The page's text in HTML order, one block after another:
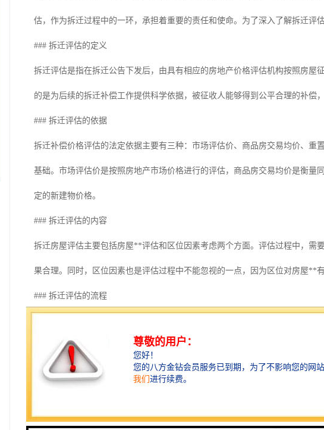
估，作为拆迁过程中的一环，承担着重要的责任和使命。为了深入了解拆迁评
### 拆迁评估的定义
拆迁评估是指在拆迁公告下发后，由具有相应的房地产价格评估机构按照房屋
的是为后续的拆迁补偿工作提供科学依据，被征收人能够得到公平合理的补偿
### 拆迁评估的依据
拆迁补偿价格评估的法定依据主要有三种：市场评估价、商品房交易均价、重
基础。市场评估价是按照房地产市场价格进行的评估，商品房交易均价是衡量
定的新建物价格。
### 拆迁评估的内容
拆迁房屋评估主要包括房屋**评估和区位因素考虑两个方面。评估过程中，需
果合理。同时，区位因素也是评估过程中不能忽视的一点，因为区位对房屋**有
### 拆迁评估的流程
拆迁评估的流程主要包括前期洽谈与现场勘察、签订评估合同、外业入户评
环节。每个环节都需要严格遵循程序，确保评估工作的准确性和科学性。
### 拆迁评估的作用
拆迁评估在整个拆迁过程中起着至关重要的作用。它不仅是确保被征收人得
行。通过拆迁评估，能够明确被征收房屋的**和补偿标准，维护社会和谐稳定